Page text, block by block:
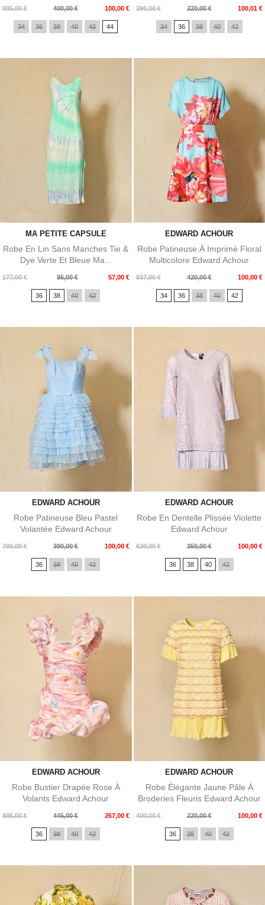
885,00 €
Prix
400,00 € 100,00 €
Prix
34 36 38 40 42 44
396,00 €
Prix
220,00 € 100,01 €
Prix
34 36 38 40 42
MA PETITE CAPSULE
Robe En Lin Sans Manches Tie &
Dye Verte Et Bleue Ma...
177,00 €
Prix
95,00 € 57,00 €
Prix
36 38 40 42
EDWARD ACHOUR
Robe Patineuse À Imprimé Floral
Multicolore Edward Achour
837,00 €
Prix
420,00 € 100,00 €
Prix
34 36 38 40 42
EDWARD ACHOUR
Robe Patineuse Bleu Pastel
Volantée Edward Achour
700,00 €
Prix
390,00 € 100,00 €
Prix
36 38 40 42
EDWARD ACHOUR
Robe En Dentelle Plissée Violette
Edward Achour
630,00 €
Prix
350,00 € 100,00 €
Prix
36 38 40 42
EDWARD ACHOUR
Robe Bustier Drapée Rose À
Volants Edward Achour
885,00 €
Prix
445,00 € 267,00 €
Prix
36 38 40 42
EDWARD ACHOUR
Robe Élégante Jaune Pâle À
Broderies Fleuris Edward Achour
400,00 €
Prix
220,00 € 100,00 €
Prix
36 38 40 42